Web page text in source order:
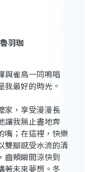
羽珈
與雀鳥一同鳴唱
最好的時光。
家，享受漫漫長
讓我無止盡地奔
嘴；在這裡，快樂
雙腳感受水流的清
齒頰瞬間涼快到
著未來夢想。冬